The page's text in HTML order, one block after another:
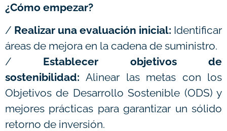
¿Cómo empezar?
/ Realizar una evaluación inicial: Identificar
áreas de mejora en la cadena de suministro.
/ Establecer objetivos de
sostenibilidad: Alinear las metas con los
Objetivos de Desarrollo Sostenible (ODS) y
mejores prácticas para garantizar un sólido
retorno de inversión.